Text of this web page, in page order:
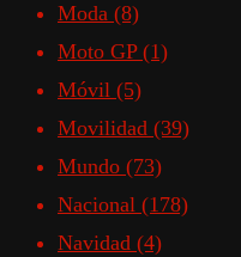
Moda (8)
Moto GP (1)
Móvil (5)
Movilidad (39)
Mundo (73)
Nacional (178)
Navidad (4)